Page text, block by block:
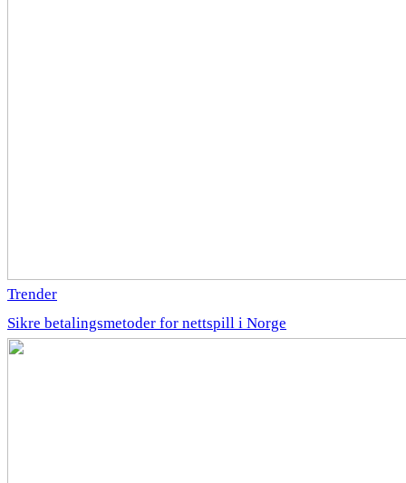
Trender
Sikre betalingsmetoder for nettspill i Norge